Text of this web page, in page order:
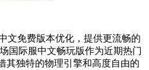
文免费版本优化，提供更流畅的
国际服中文畅玩版作为近期热门
其独特的物理引擎和高度自由的